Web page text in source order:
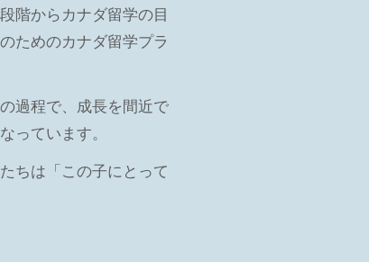
階からカナダ留学の目
ためのカナダ留学プラ
過程で、成長を間近で
っています。
ちは「この子にとって